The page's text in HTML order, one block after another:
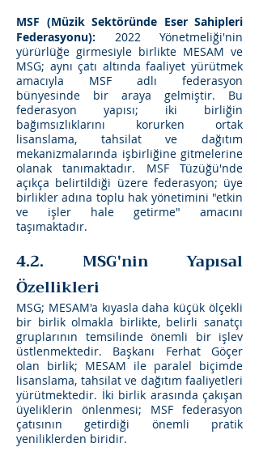
MSF (Müzik Sektöründe Eser Sahipleri
Federasyonu): 2022 Yönetmeliği'nin
yürürlüğe girmesiyle birlikte MESAM ve
MSG; aynı çatı altında faaliyet yürütmek
amacıyla MSF adlı federasyon
bünyesinde bir araya gelmiştir. Bu
federasyon yapısı; iki birliğin
bağımsızlıklarını korurken ortak
lisanslama, tahsilat ve dağıtım
mekanizmalarında işbirliğine gitmelerine
olanak tanımaktadır. MSF Tüzüğü'nde
açıkça belirtildiği üzere federasyon; üye
birlikler adına toplu hak yönetimini "etkin
ve işler hale getirme" amacını
taşımaktadır.
4.2. MSG'nin Yapısal
Özellikleri
MSG; MESAM'a kıyasla daha küçük ölçekli
bir birlik olmakla birlikte, belirli sanatçı
gruplarının temsilinde önemli bir işlev
üstlenmektedir. Başkanı Ferhat Göçer
olan birlik; MESAM ile paralel biçimde
lisanslama, tahsilat ve dağıtım faaliyetleri
yürütmektedir. İki birlik arasında çakışan
üyeliklerin önlenmesi; MSF federasyon
çatısının getirdiği önemli pratik
yeniliklerden biridir.